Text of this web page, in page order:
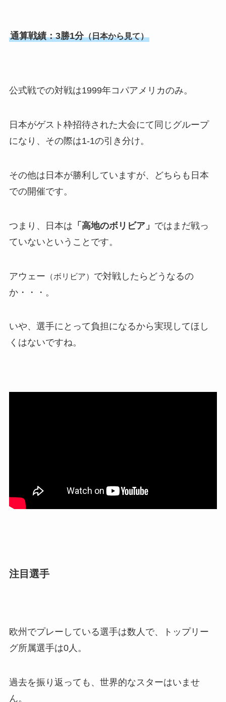
通算戦績：3勝1分（日本から見て）
公式戦での対戦は1999年コパアメリカのみ。
日本がゲスト枠招待された大会にて同じグループ
になり、その際は1-1の引き分け。
その他は日本が勝利していますが、どちらも日本
での開催です。
つまり、日本は 「高地のボリビア」 ではまだ戦っ
ていないということです。
アウェー （ボリビア） で対戦したらどうなるの
か・・・。
いや、選手にとって負担になるから実現してほし
くはないですね。
注目選手
欧州でプレーしている選手は数人で、トップリー
グ所属選手は0人。
過去を振り返っても、世界的なスターはいませ
ん。